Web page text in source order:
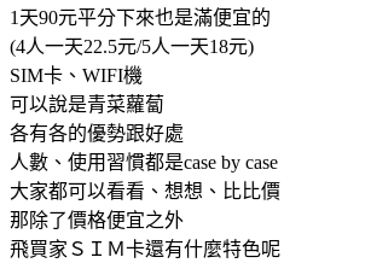
1天90元平分下來也是滿便宜的
(4人一天22.5元/5人一天18元)
SIM卡、WIFI機
可以說是青菜蘿蔔
各有各的優勢跟好處
人數、使用習慣都是case by case
大家都可以看看、想想、比比價
那除了價格便宜之外
飛買家ＳＩＭ卡還有什麼特色呢